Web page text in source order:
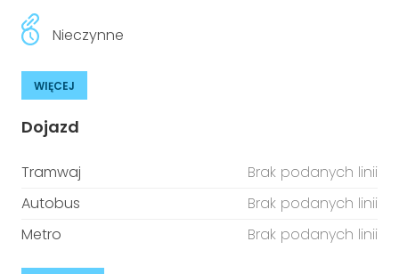
Nieczynne
WIĘCEJ
Dojazd
Tramwaj
Brak podanych linii
Autobus
Brak podanych linii
Metro
Brak podanych linii